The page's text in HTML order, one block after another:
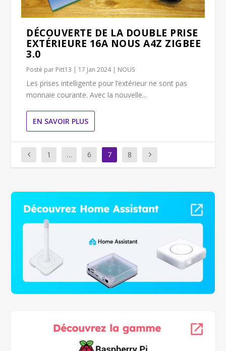
DÉCOUVERTE DE LA DOUBLE PRISE
EXTÉRIEURE 16A NOUS A4Z ZIGBEE
3.0
Posté par Pitt13 | 17 Jan 2024| NOUS
Les prises intelligente pour l’extérieur ne sont pas
monnaie courante. Avec la nouvelle...
EN SAVOIR PLUS
1 … 6 7 8